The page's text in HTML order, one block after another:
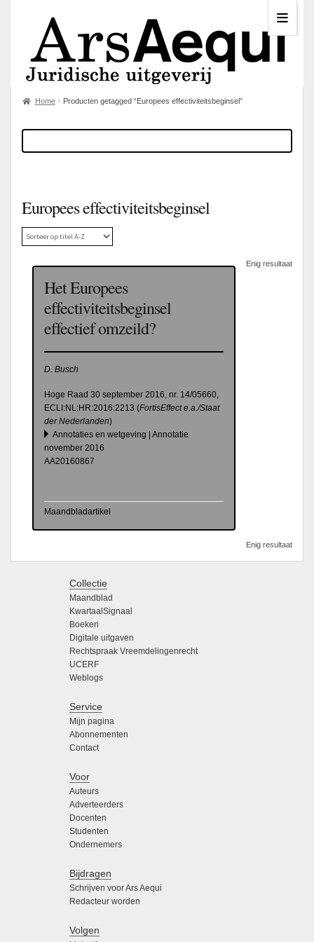
Home Producten getagged “Europees effectiviteitsbeginsel”
Europees effectiviteitsbeginsel
Enig resultaat
Het Europees
effectiviteitsbeginsel
effectief omzeild?
D. Busch
Hoge Raad 30 september 2016, nr. 14/05660,
ECLI:NL:HR:2016:2213 (FortisEffect e.a./Staat
der Nederlanden)
Annotaties en wetgeving | Annotatie
november 2016
AA20160867
Maandbladartikel
Enig resultaat
Collectie
Maandblad
KwartaalSignaal
Boeken
Digitale uitgaven
Rechtspraak Vreemdelingenrecht
UCERF
Weblogs
Service
Mijn pagina
Abonnementen
Contact
Voor
Auteurs
Adverteerders
Docenten
Studenten
Ondernemers
Bijdragen
Schrijven voor Ars Aequi
Redacteur worden
Volgen